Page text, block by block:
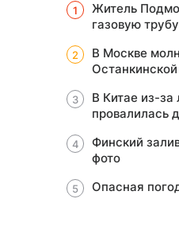
Житель
газовую
В Москве
В Китае из-за
провалилась
Финский
фото
Опасная